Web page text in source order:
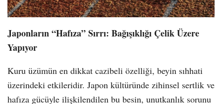
Japonların “Hafıza” Sırrı: Bağışıklığı Çelik Üzere
Yapıyor
Kuru üzümün en dikkat cazibeli özelliği, beyin sıhhati
üzerindeki etkileridir. Japon kültüründe zihinsel sertlik ve
hafıza gücüyle ilişkilendilen bu besin, unutkanlık sorunu